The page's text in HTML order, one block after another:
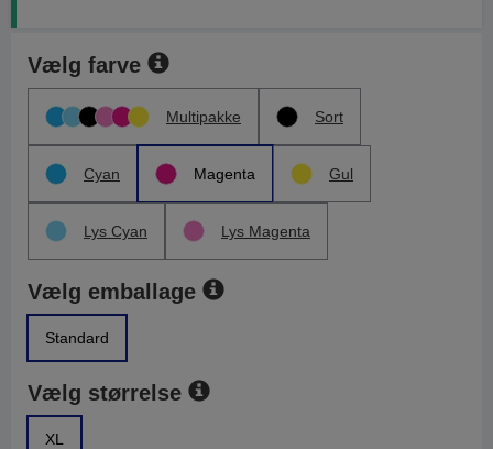
Vælg farve
Multipakke Sort
Cyan Magenta Gul
Lys Cyan Lys Magenta
Vælg emballage
Standard
Vælg størrelse
XL